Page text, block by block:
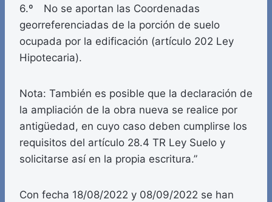
6.º No se aportan las Coordenadas
georreferenciadas de la porción de suelo
ocupada por la edificación (artículo 202 Ley
Hipotecaria).
Nota: También es posible que la declaración de
la ampliación de la obra nueva se realice por
antigüedad, en cuyo caso deben cumplirse los
requisitos del artículo 28.4 TR Ley Suelo y
solicitarse así en la propia escritura.”
Con fecha 18/08/2022 y 08/09/2022 se han